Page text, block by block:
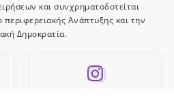
και συνχρηματοδοτείται
Ανάπτυξης και την
Δημοκρατία.